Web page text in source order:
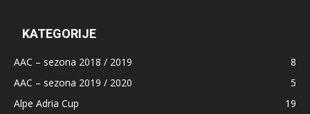
KATEGORIJE
AAC – sezona 2018 / 2019
8
AAC – sezona 2019 / 2020
5
Alpe Adria Cup
19